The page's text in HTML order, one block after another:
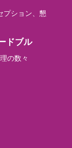
プション、懇
ドブル
の数々